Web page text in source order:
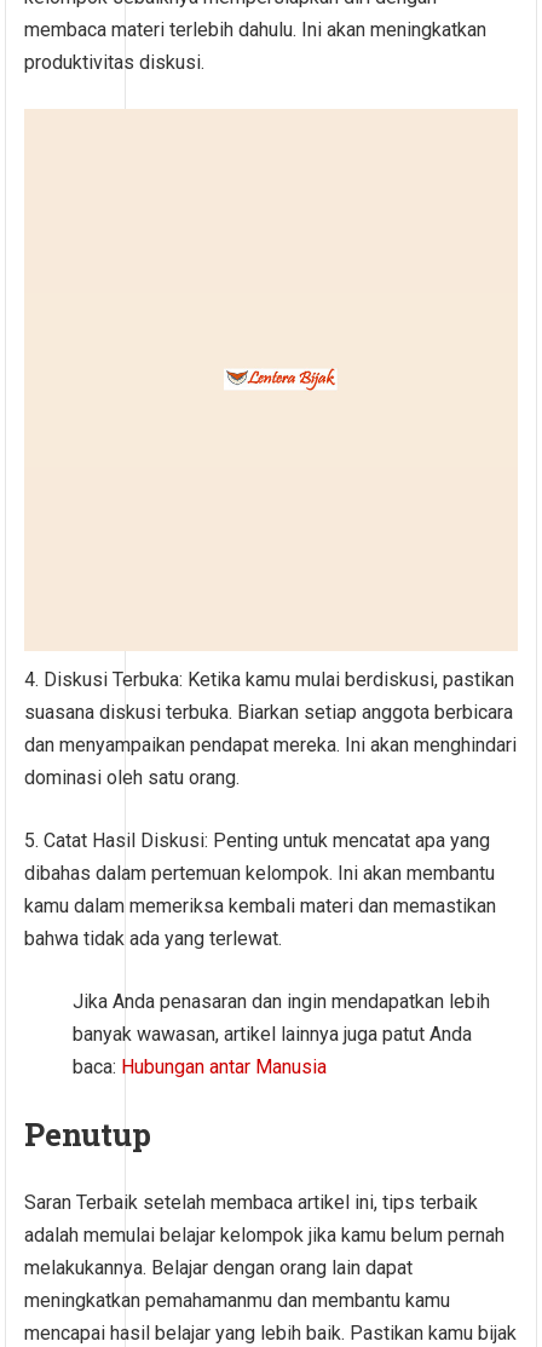
membaca materi terlebih dahulu. Ini akan meningkatkan
produktivitas diskusi.
4. Diskusi Terbuka: Ketika kamu mulai berdiskusi, pastikan
suasana diskusi terbuka. Biarkan setiap anggota berbicara
dan menyampaikan pendapat mereka. Ini akan menghindari
dominasi oleh satu orang.
5. Catat Hasil Diskusi: Penting untuk mencatat apa yang
dibahas dalam pertemuan kelompok. Ini akan membantu
kamu dalam memeriksa kembali materi dan memastikan
bahwa tidak ada yang terlewat.
Jika Anda penasaran dan ingin mendapatkan lebih
banyak wawasan, artikel lainnya juga patut Anda
baca: Hubungan antar Manusia
Penutup
Saran Terbaik setelah membaca artikel ini, tips terbaik
adalah memulai belajar kelompok jika kamu belum pernah
melakukannya. Belajar dengan orang lain dapat
meningkatkan pemahamanmu dan membantu kamu
mencapai hasil belajar yang lebih baik. Pastikan kamu bijak